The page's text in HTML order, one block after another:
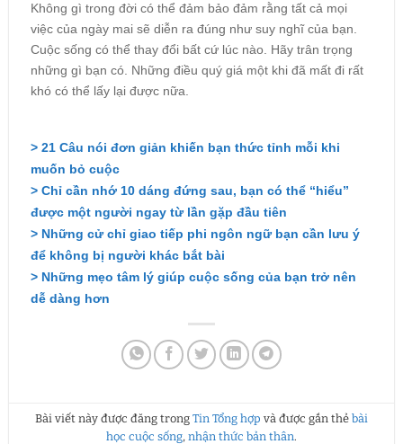
Không gì trong đời có thể đảm bảo đảm rằng tất cả mọi
việc của ngày mai sẽ diễn ra đúng như suy nghĩ của bạn.
Cuộc sống có thể thay đổi bất cứ lúc nào. Hãy trân trọng
những gì bạn có. Những điều quý giá một khi đã mất đi rất
khó có thể lấy lại được nữa.
> 21 Câu nói đơn giản khiến bạn thức tỉnh mỗi khi
muốn bỏ cuộc
> Chỉ cần nhớ 10 dáng đứng sau, bạn có thể “hiểu”
được một người ngay từ lần gặp đầu tiên
> Những cử chỉ giao tiếp phi ngôn ngữ bạn cần lưu ý
để không bị người khác bắt bài
> Những mẹo tâm lý giúp cuộc sống của bạn trở nên
dễ dàng hơn
Bài viết này được đăng trong Tin Tổng hợp và được gắn thẻ bài
học cuộc sống, nhận thức bản thân.